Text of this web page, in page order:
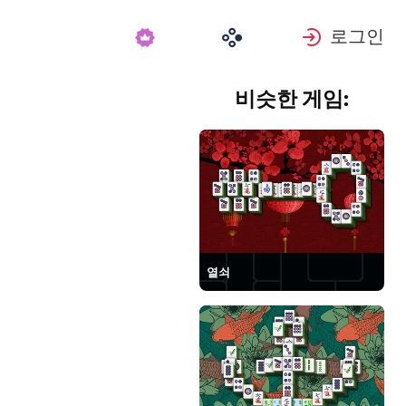
로그인
비슷한 게임:
열쇠